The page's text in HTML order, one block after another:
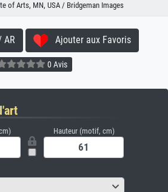
of Arts, MN, USA / Bridgeman Images
AR Ajouter aux Favoris
0 Avis
Hauteur (motif, cm)